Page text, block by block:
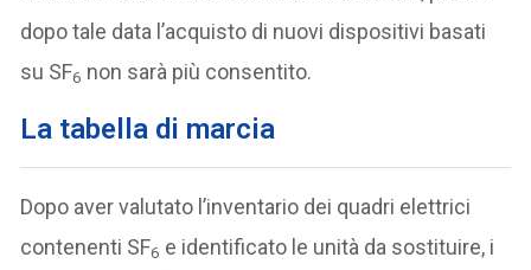
dopo tale data l’acquisto di nuovi dispositivi basati
su SF6 non sarà più consentito.
La tabella di marcia
Dopo aver valutato l’inventario dei quadri elettrici
contenenti SF6 e identificato le unità da sostituire, i